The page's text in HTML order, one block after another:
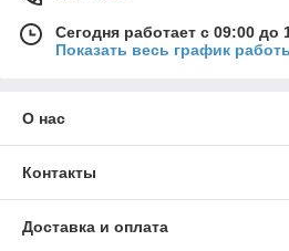
Сегодня работает с 09:00 до
Показать весь график
О нас
Контакты
Доставка и оплата